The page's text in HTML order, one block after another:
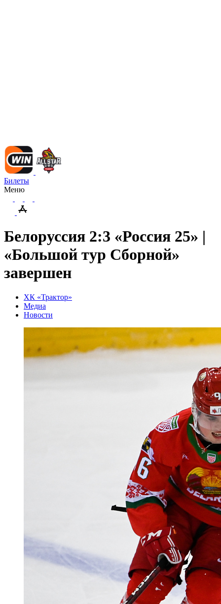
Билеты
Меню
Белоруссия 2:3 «Россия 25» |
«Большой тур Сборной»
завершен
ХК «Трактор»
Медиа
Новости